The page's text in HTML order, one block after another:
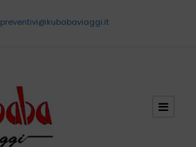
preventivi@kubabaviaggi.it